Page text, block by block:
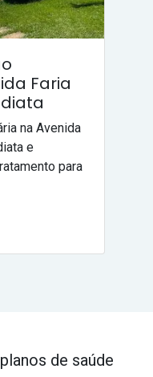
Faria
na Avenida
e
para
de saúde